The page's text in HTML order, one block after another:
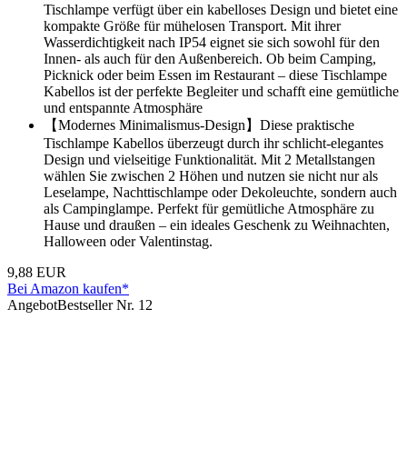
Tischlampe verfügt über ein kabelloses Design und bietet eine
kompakte Größe für mühelosen Transport. Mit ihrer
Wasserdichtigkeit nach IP54 eignet sie sich sowohl für den
Innen- als auch für den Außenbereich. Ob beim Camping,
Picknick oder beim Essen im Restaurant – diese Tischlampe
Kabellos ist der perfekte Begleiter und schafft eine gemütliche
und entspannte Atmosphäre
【Modernes Minimalismus-Design】Diese praktische
Tischlampe Kabellos überzeugt durch ihr schlicht-elegantes
Design und vielseitige Funktionalität. Mit 2 Metallstangen
wählen Sie zwischen 2 Höhen und nutzen sie nicht nur als
Leselampe, Nachttischlampe oder Dekoleuchte, sondern auch
als Campinglampe. Perfekt für gemütliche Atmosphäre zu
Hause und draußen – ein ideales Geschenk zu Weihnachten,
Halloween oder Valentinstag.
9,88 EUR
Bei Amazon kaufen*
AngebotBestseller Nr. 12